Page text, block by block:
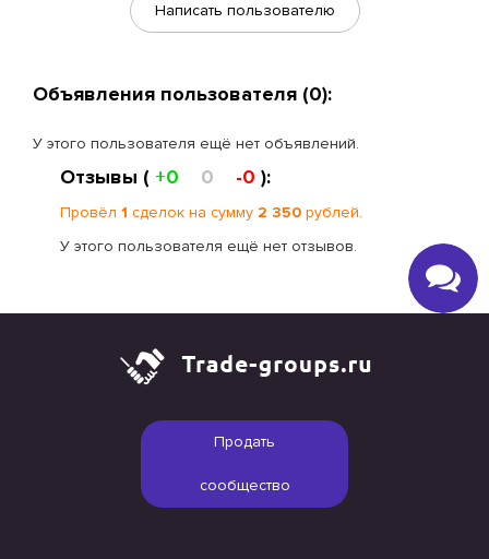
Написать пользователю
Объявления пользователя (0):
У этого пользователя ещё нет объявлений.
Отзывы ( +0 0 -0 ):
Провёл 1 сделок на сумму 2 350 рублей.
У этого пользователя ещё нет отзывов.
Продать
сообщество